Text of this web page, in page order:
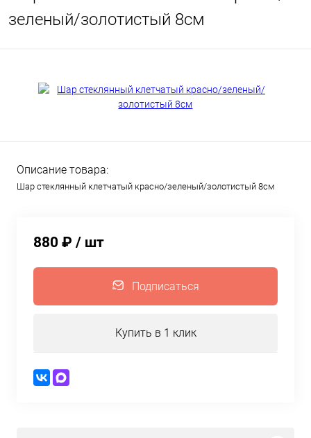
зеленый/золотистый 8см
Описание товара:
Шар стеклянный клетчатый красно/зеленый/золотистый 8см
880 ₽ / шт
Подписаться
Купить в 1 клик